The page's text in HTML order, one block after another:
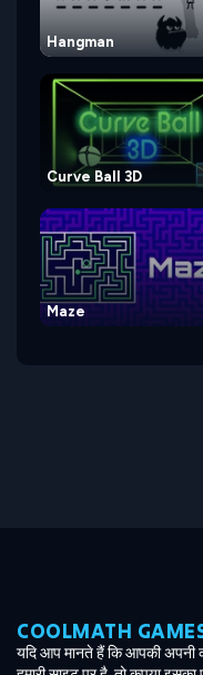
Hangman
Curve Ball 3D
Maze
COOLMATH GAMES
यदि आप मानते हैं कि आपकी अपनी